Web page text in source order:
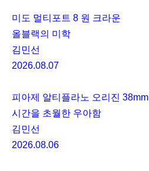
미도 멀티포트 8 원 크라운
올블랙의 미학
김민선
2026.08.07
피아제 알티플라노 오리진 38mm
시간을 초월한 우아함
김민선
2026.08.06